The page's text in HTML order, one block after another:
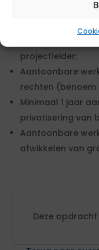
Aantoonbare
college- en
projectleider;
Aantoonbare
rechten (benoem
Minimaal 1 jaar
privatisering van
Aantoonbare
afwikkelen van
Deze